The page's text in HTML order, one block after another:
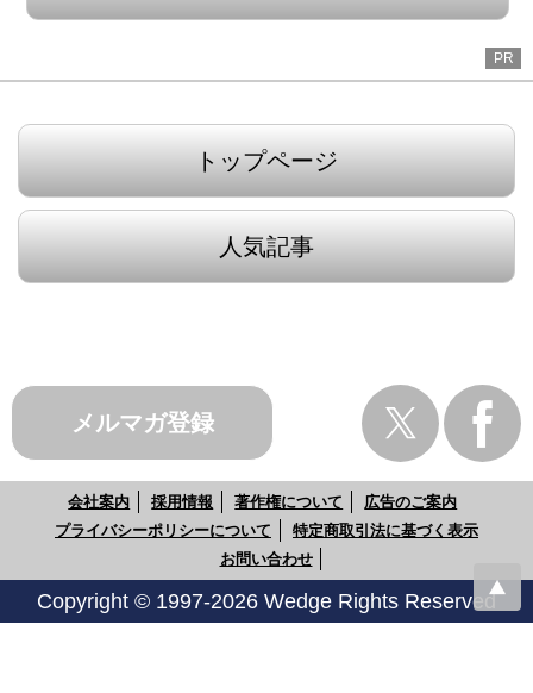
PR
トップページ
人気記事
メルマガ登録
会社案内 採用情報 著作権について
広告のご案内
プライバシーポリシーについて
特定商取引法に基づく表示
お問い合わせ
Copyright © 1997-2026 Wedge Rights Reserved